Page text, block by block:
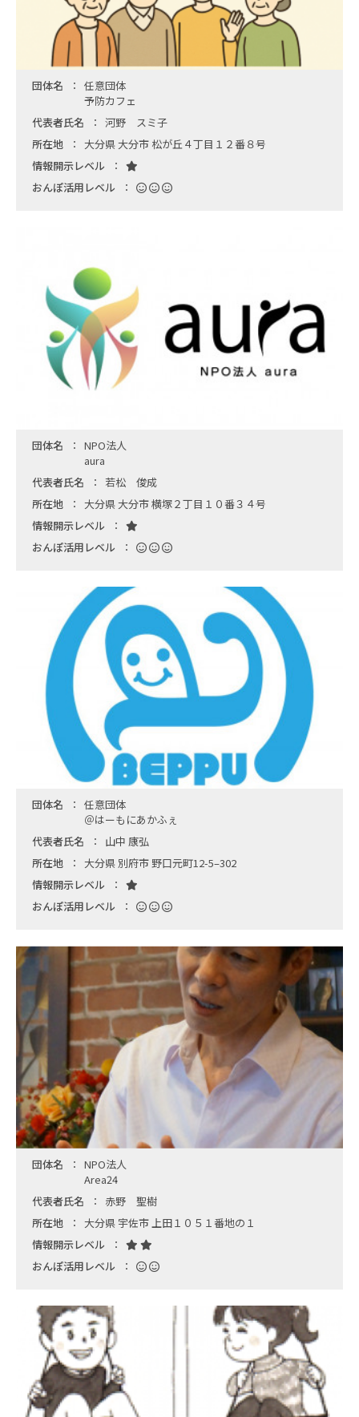
団体名
任意団体
予防カフェ
代表者氏名
河野 スミ子
所在地
大分県 大分市 松が丘４丁目１２番８号
情報開示レベル
おんぽ活用レベル
団体名
NPO法人
aura
代表者氏名
若松 俊成
所在地
大分県 大分市 横塚２丁目１０番３４号
情報開示レベル
おんぽ活用レベル
団体名
任意団体
＠はーもにあかふぇ
代表者氏名
山中 康弘
所在地
大分県 別府市 野口元町12-5–302
情報開示レベル
おんぽ活用レベル
団体名
NPO法人
Area24
代表者氏名
赤野 聖樹
所在地
大分県 宇佐市 上田１０５１番地の１
情報開示レベル
おんぽ活用レベル